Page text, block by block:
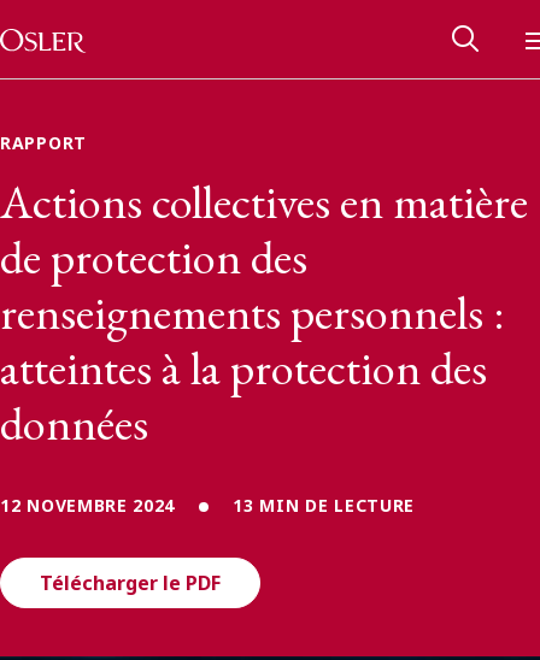
Passer au contenu
Main Navigation
Contactez-nous
RAPPORT
Actions collectives en matière
de protection des
renseignements personnels :
atteintes à la protection des
données
12 NOVEMBRE 2024 13 MIN DE LECTURE
Télécharger le PDF